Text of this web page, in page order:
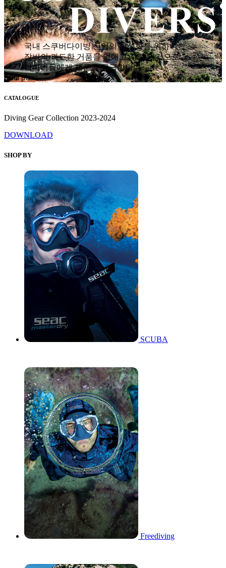
국내 스쿠버다이빙 산업의 활성화를 위하여
장비의 과도한 거품을 없애고 착한 가격으로
다이버들에게 제품을 공급합니다.
hana plaza
CATALOGUE
Diving Gear Collection 2023-2024
DOWNLOAD
SHOP BY
SCUBA
Freediving